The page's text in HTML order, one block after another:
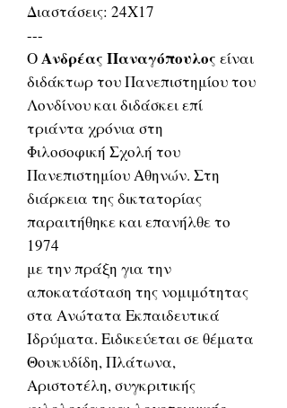
Διαστάσεις: 24Χ17
---
ΟΑνδρέας Παναγόπουλος είναι
διδάκτωρ του Πανεπιστημίου του
Λονδίνου και διδάσκει επί
τριάντα χρόνια στη
Φιλοσοφική Σχολή του
Πανεπιστημίου Αθηνών. Στη
διάρκεια της δικτατορίας
παραιτήθηκε και επανήλθε το
1974
με την πράξη για την
αποκατάσταση της νομιμότητας
στα Ανώτατα Εκπαιδευτικά
Ιδρύματα. Ειδικεύεται σε θέματα
Θουκυδίδη, Πλάτωνα,
Αριστοτέλη, συγκριτικής